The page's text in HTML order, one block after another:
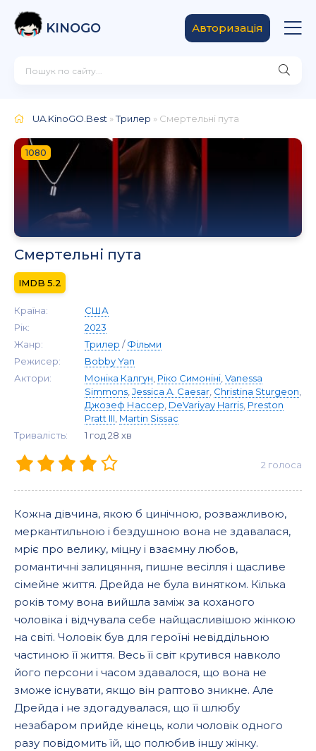
KINOGO Авторизація
UA.KinoGO.Best »Трилер » Смертельні пута
1080
Смертельні пута
5.2
Країна:
США
Рік:
2023
Жанр:
Трилер /Фільми
Режисер:
Bobby Yan
Актори:
Моніка Калгун Ріко Симоніні Vanessa
Simmons Jessica A. Caesar Christina Sturgeon
Джозеф Нассер DeVariyay Harris Preston
Pratt III Martin Sissac
Тривалість:
1 год 28 хв
2 голоса
Кожна дівчина, якою б цинічною, розважливою,
меркантильною і бездушною вона не здавалася,
мріє про велику, міцну і взаємну любов,
романтичні залицяння, пишне весілля і щасливе
сімейне життя. Дрейда не була винятком. Кілька
років тому вона вийшла заміж за коханого
чоловіка і відчувала себе найщасливішою жінкою
на світі. Чоловік був для героїні невіддільною
частиною її життя. Весь її світ крутився навколо
його персони і часом здавалося, що вона не
зможе існувати, якщо він раптово зникне. Але
Дрейда і не здогадувалася, що її шлюбу
незабаром прийде кінець, коли чоловік одного
разу повідомить їй, що полюбив іншу жінку.